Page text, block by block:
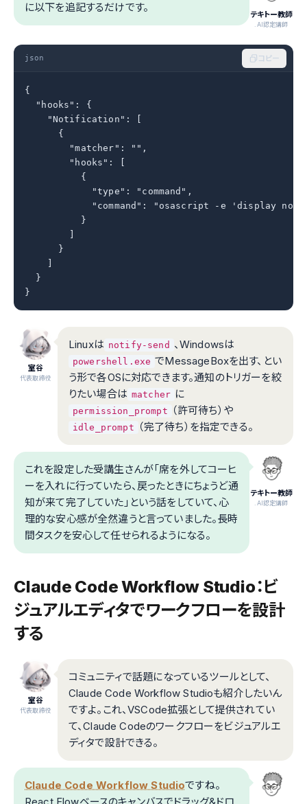
テキトー教師
.AI認定講師
に以下を追記するだけです。
json コピー
{
  "hooks": {
    "Notification": [
      {
        "matcher": "",
        "hooks": [
          {
            "type": "command",
"command": "osascript -e 'display
          }
      }
  }
}
室谷
代表取締役
Linuxは notify-send 、Windowsは
powershell.exe でMessageBoxを出す、とい
う形で各OSに対応できます。通知のトリガーを絞
りたい場合は matcher に
permission_prompt （許可待ち）や
idle_prompt （完了待ち）を指定できる。
テキトー教師
.AI認定講師
これを設定した受講生さんが「席を外してコーヒ
ーを入れに行っていたら、戻ったときにちょうど通
知が来て完了していた」という話をしていて、心
理的な安心感が全然違うと言っていました。長時
間タスクを安心して任せられるようになる。
Claude Code Workflow Studio：ビ
ジュアルエディタでワークフローを設計
する
室谷
代表取締役
コミュニティで話題になっているツールとして、
Claude Code Workflow Studioも紹介したいん
ですよ。これ、VSCode拡張として提供されてい
て、Claude Codeのワークフローをビジュアルエ
ディタで設計できる。
Claude Code Workflow Studioですね。